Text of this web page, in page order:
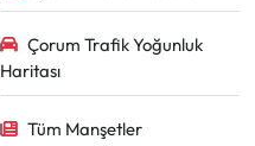
Çorum Trafik Yoğunluk
Haritası
Tüm Manşetler